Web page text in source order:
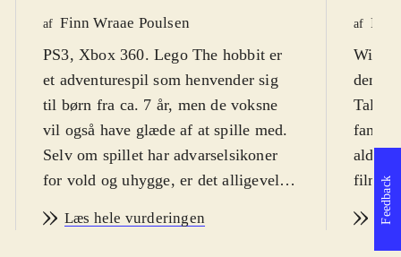
af Finn Wraae Poulsen
PS3, Xbox 360. Lego The hobbit er
et adventurespil som henvender sig
til børn fra ca. 7 år, men de voksne
vil også have glæde af at spille med.
Selv om spillet har advarselsikoner
for vold og uhygge, er det alligevel
dominerer. Sværhedsgraden er
Læs hele vurderingen
af
WiiU.
den
Tales.
Feedback